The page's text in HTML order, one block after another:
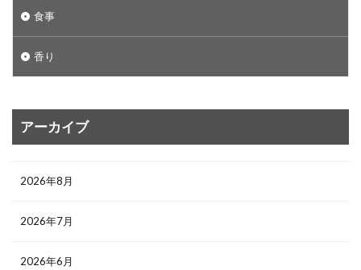
食事
香り
アーカイブ
2026年8月
2026年7月
2026年6月